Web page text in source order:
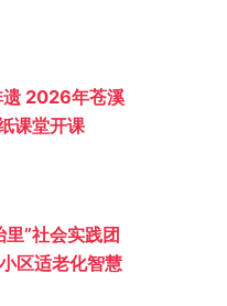
遗 2026年苍溪
课堂开课
里”社会实践团
区适老化智慧